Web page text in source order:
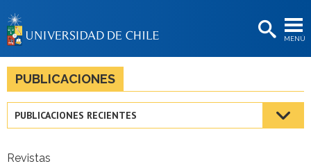
MENÚ
BIBLIOTECAS
LA UNIVERSIDAD
Estudiantes
PUBLICACIONES
PUBLICACIONES RECIENTES
Revistas